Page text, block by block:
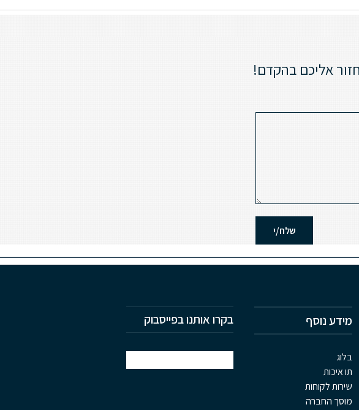
אליכם בהקדם!
מידע נוסף
בלוג
תו איכות
שירות לקוחות
מוסך החברה
בקרו אותנו בפייסבוק